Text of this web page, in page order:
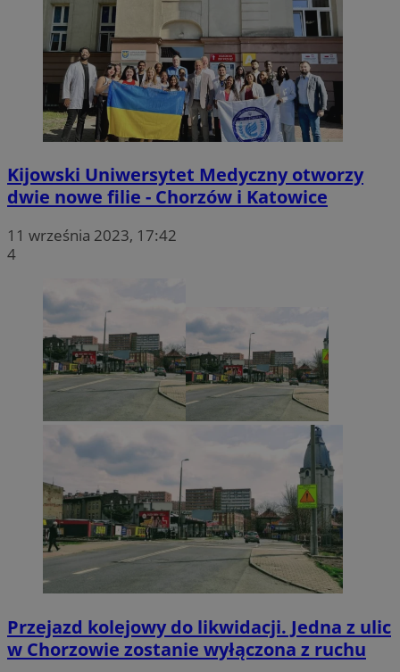
Kijowski Uniwersytet Medyczny otworzy
dwie nowe filie - Chorzów i Katowice
11 września 2023, 17:42
4
Przejazd kolejowy do likwidacji. Jedna z ulic
w Chorzowie zostanie wyłączona z ruchu